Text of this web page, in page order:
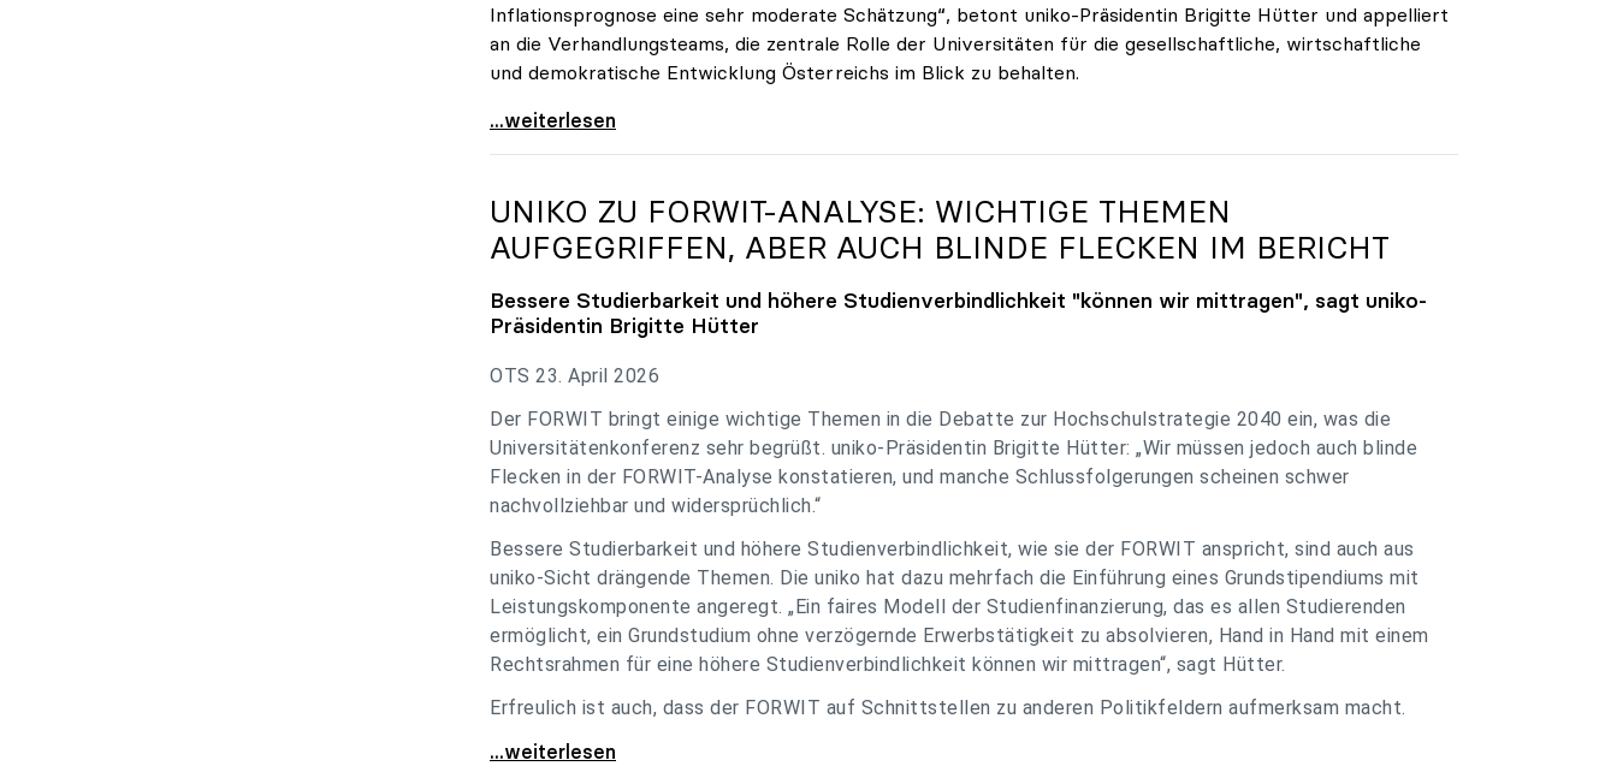
Inflationsprognose eine sehr moderate Schätzung“, betont uniko-Präsidentin Brigitte Hütter und appelliert
an die Verhandlungsteams, die zentrale Rolle der Universitäten für die gesellschaftliche, wirtschaftliche
und demokratische Entwicklung Österreichs im Blick zu behalten.
uniko zu Budgetverhandlungen: Universitäten sind
...weiterlesen
UNIKO ZU FORWIT-ANALYSE: WICHTIGE THEMEN
AUFGEGRIFFEN, ABER AUCH BLINDE FLECKEN IM BERICHT
Bessere Studierbarkeit und höhere Studienverbindlichkeit "können wir mittragen", sagt uniko-
Präsidentin Brigitte Hütter
OTS 23. April 2026
Der FORWIT bringt einige wichtige Themen in die Debatte zur Hochschulstrategie 2040 ein, was die
Universitätenkonferenz sehr begrüßt. uniko-Präsidentin Brigitte Hütter: „Wir müssen jedoch auch blinde
Flecken in der FORWIT-Analyse konstatieren, und manche Schlussfolgerungen scheinen schwer
nachvollziehbar und widersprüchlich.“
Bessere Studierbarkeit und höhere Studienverbindlichkeit, wie sie der FORWIT anspricht, sind auch aus
uniko-Sicht drängende Themen. Die uniko hat dazu mehrfach die Einführung eines Grundstipendiums mit
Leistungskomponente angeregt. „Ein faires Modell der Studienfinanzierung, das es allen Studierenden
ermöglicht, ein Grundstudium ohne verzögernde Erwerbstätigkeit zu absolvieren, Hand in Hand mit einem
Rechtsrahmen für eine höhere Studienverbindlichkeit können wir mittragen“, sagt Hütter.
Erfreulich ist auch, dass der FORWIT auf Schnittstellen zu anderen Politikfeldern aufmerksam macht.
uniko zu FORWIT-Analyse: Wichtige Themen
...weiterlesen